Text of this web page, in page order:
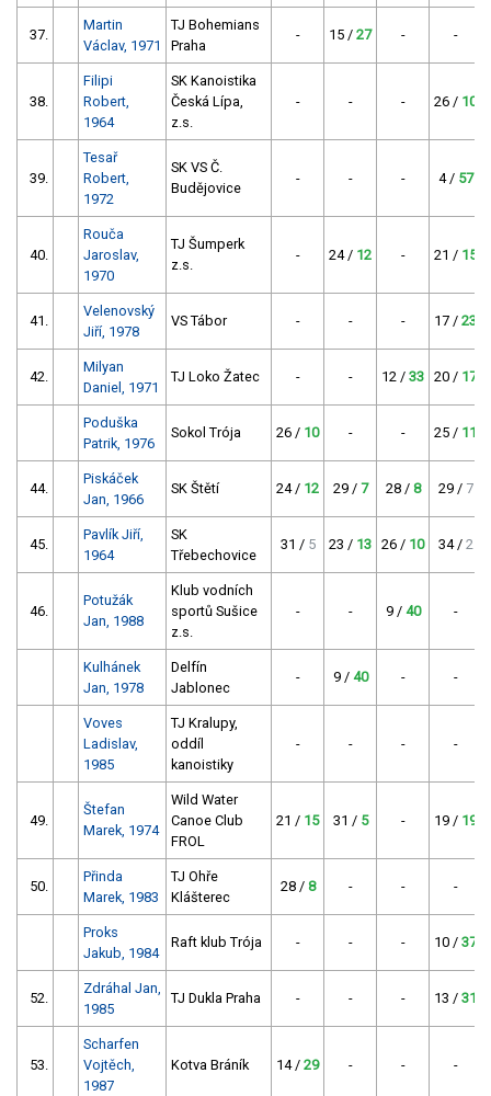
37.
Martin
Václav, 1971
TJ Bohemians
Praha
- 15 / 27 - -
38.
Filipi
Robert,
1964
SK Kanoistika
Česká Lípa,
z.s.
- - - 26 / 10
39.
Tesař
Robert,
1972
SK VS Č.
Budějovice
- - - 4 / 57
40.
Rouča
Jaroslav,
1970
TJ Šumperk
z.s.
- 24 / 12 - 21 / 15
41.
Velenovský
Jiří, 1978
VS Tábor - - - 17 / 23
42.
Milyan
Daniel, 1971
TJ Loko Žatec - - 12 / 33 20 / 17
Poduška
Patrik, 1976
Sokol Trója 26 / 10 - - 25 / 11
44.
Piskáček
Jan, 1966
SK Štětí 24 / 12 29 / 7 28 / 8 29 / 7
45.
Pavlík Jiří,
1964
SK
Třebechovice
31 / 5 23 / 13 26 / 10 34 / 2
46.
Potužák
Jan, 1988
Klub vodních
sportů Sušice
z.s.
- - 9 / 40 -
Kulhánek
Jan, 1978
Delfín
Jablonec
- 9 / 40 - -
Voves
Ladislav,
1985
TJ Kralupy,
oddíl
kanoistiky
- - - -
49.
Štefan
Marek, 1974
Wild Water
Canoe Club
FROL
21 / 15 31 / 5 - 19 / 19
50.
Přinda
Marek, 1983
TJ Ohře
Klášterec
28 / 8 - - -
Proks
Jakub, 1984
Raft klub Trója - - - 10 / 37
52.
Zdráhal Jan,
1985
TJ Dukla Praha - - - 13 / 31
53.
Scharfen
Vojtěch,
1987
Kotva Bráník 14 / 29 - - -